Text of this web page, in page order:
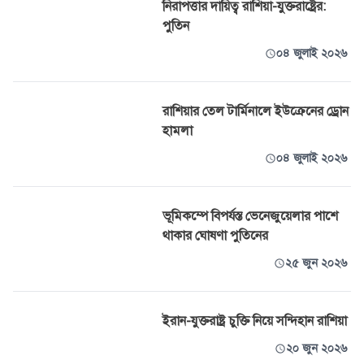
নিরাপত্তার দায়িত্ব রাশিয়া-যুক্তরাষ্ট্রের:
পুতিন
০৪ জুলাই ২০২৬
রাশিয়ার তেল টার্মিনালে ইউক্রেনের ড্রোন
হামলা
০৪ জুলাই ২০২৬
ভূমিকম্পে বিপর্যস্ত ভেনেজুয়েলার পাশে
থাকার ঘোষণা পুতিনের
২৫ জুন ২০২৬
ইরান-যুক্তরাষ্ট্র চুক্তি নিয়ে সন্দিহান রাশিয়া
২০ জুন ২০২৬